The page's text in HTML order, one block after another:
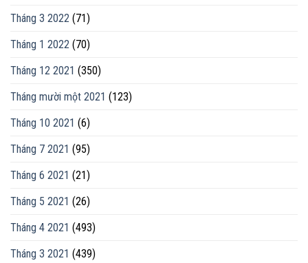
Tháng 3 2022 (71)
Tháng 1 2022 (70)
Tháng 12 2021 (350)
Tháng mười một 2021 (123)
Tháng 10 2021 (6)
Tháng 7 2021 (95)
Tháng 6 2021 (21)
Tháng 5 2021 (26)
Tháng 4 2021 (493)
Tháng 3 2021 (439)